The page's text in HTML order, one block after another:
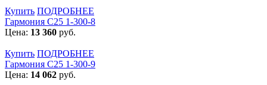
Купить ПОДРОБНЕЕ
Гармония С25 1-300-8
Цена: 13 360 руб.
Купить ПОДРОБНЕЕ
Гармония С25 1-300-9
Цена: 14 062 руб.